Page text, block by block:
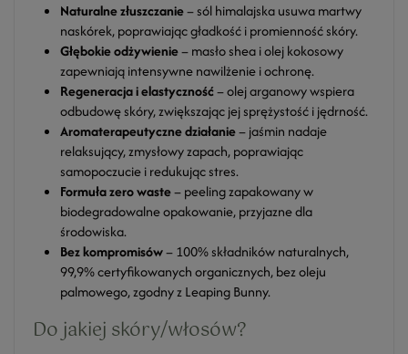
Naturalne złuszczanie– sól himalajska usuwa martwy
naskórek, poprawiając gładkość i promienność skóry.
Głębokie odżywienie– masło shea i olej kokosowy
zapewniają intensywne nawilżenie i ochronę.
Regeneracja i elastyczność– olej arganowy wspiera
odbudowę skóry, zwiększając jej sprężystość i jędrność.
Aromaterapeutyczne działanie– jaśmin nadaje
relaksujący, zmysłowy zapach, poprawiając
samopoczucie i redukując stres.
Formuła zero waste– peeling zapakowany w
biodegradowalne opakowanie, przyjazne dla
środowiska.
Bez kompromisów– 100% składników naturalnych,
99,9% certyfikowanych organicznych, bez oleju
palmowego, zgodny z Leaping Bunny.
Do jakiej skóry/włosów?